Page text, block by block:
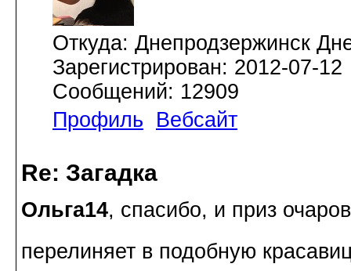
Откуда: Днепродзержинск
Зарегистрирован: 2012-07-12
Сообщений: 12909
Профиль
Вебсайт
Re: Загадка
Ольга14, спасибо, и приз
перелиняет в подобную